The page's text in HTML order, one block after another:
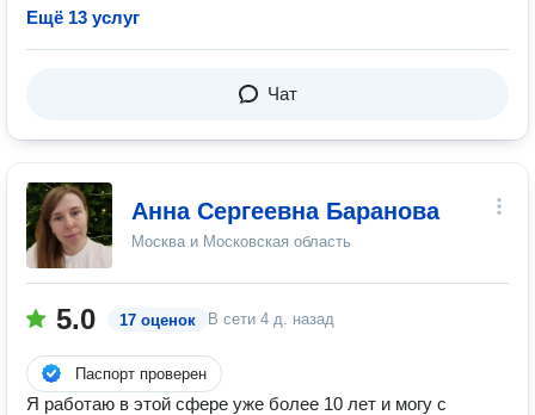
Ещё 13 услуг
Чат
Анна Сергеевна Баранова
Москва и Московская область
5.0 17 оценок В сети 4 д. назад
Паспорт проверен
Я работаю в этой сфере уже более 10 лет и могу с